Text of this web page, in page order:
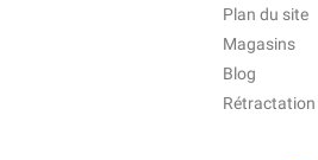
Plan du site
Magasins
Blog
Rétractation